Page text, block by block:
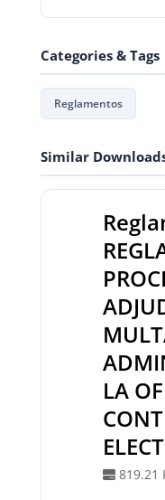
Categories & Tags
Reglamentos
Similar
LA
819.21